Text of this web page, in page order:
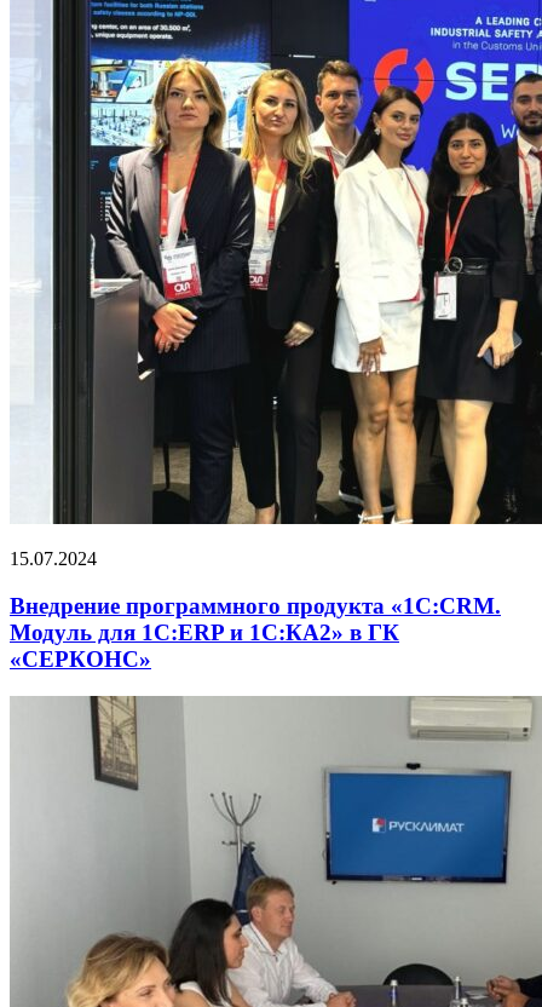
15.07.2024
Внедрение программного продукта «1С:CRM.
Модуль для 1С:ERP и 1С:КА2» в ГК
«СЕРКОНС»